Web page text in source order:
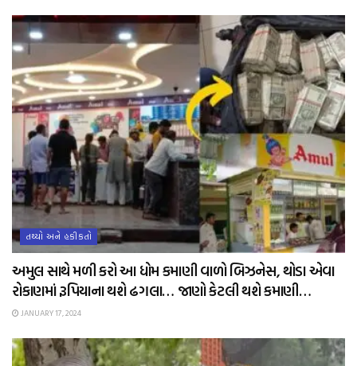
તથ્યો અને હકીકતો
અમુલ સાથે મળી કરો આ ધોમ કમાણી વાળો બિઝનેસ, થોડા એવા
રોકાણમાં રૂપિયાના થશે ઢગલા… જાણો કેટલી થશે કમાણી…
JANUARY 17, 2024